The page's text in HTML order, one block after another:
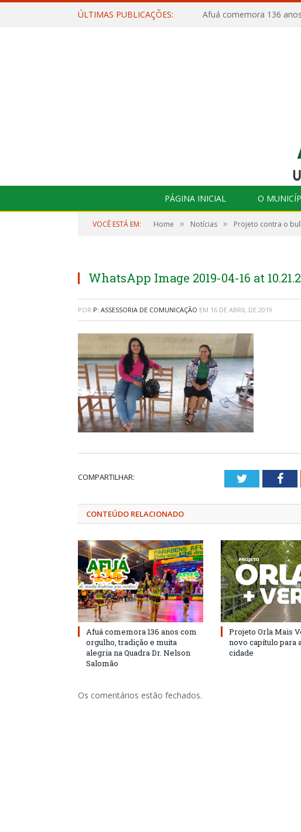
ÚLTIMAS PUBLICAÇÕES:
PÁGINA INICIAL O
VOCÊ ESTÁ EM: Home » Notícias » Projeto contra o
WhatsApp Image 2019-04-16 at
POR P: ASSESSORIA DE COMUNICAÇÃO EM 16 DE ABRIL DE 2019
COMPARTILHAR: Twitter
CONTEÚDO RELACIONADO
Afuá comemora 136 anos com
orgulho, tradição e muita
alegria na Quadra Dr. Nelson
Salomão
Projeto Orla Mais
novo capítulo para
cidade
Os comentários estão fechados.